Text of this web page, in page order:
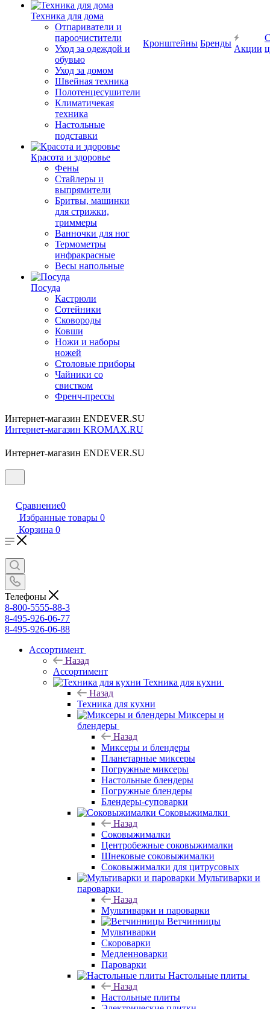
Техника для дома
Отпариватели и
пароочистители
Уход за одеждой и
обувью
Уход за домом
Швейная техника
Полотенцесушители
Климатичекая
техника
Настольные
подставки
Красота и здоровье
Фены
Стайлеры и
выпрямители
Бритвы, машинки
для стрижки,
триммеры
Ванночки для ног
Термометры
инфракрасные
Весы напольные
Посуда
Кастрюли
Сотейники
Сковороды
Ковши
Ножи и наборы
ножей
Столовые приборы
Чайники со
свистком
Френч-прессы
Кронштейны Бренды
Акции
Интернет-магазин ENDEVER.SU
Интернет-магазин KROMAX.RU
Интернет-магазин ENDEVER.SU
Сравнение0
Избранные товары 0
Корзина 0
Телефоны
8-800-5555-88-3
8-495-926-06-77
8-495-926-06-88
Ассортимент
Назад
Ассортимент
Техника для кухни
Назад
Техника для кухни
Миксеры и
блендеры
Назад
Миксеры и блендеры
Планетарные миксеры
Погружные миксеры
Настольные блендеры
Погружные блендеры
Блендеры-суповарки
Соковыжималки
Назад
Соковыжималки
Центробежные соковыжималки
Шнековые соковыжималки
Соковыжималки для цитрусовых
Мультиварки и
пароварки
Назад
Мультиварки и пароварки
Ветчинницы
Мультиварки
Скороварки
Медленноварки
Пароварки
Настольные плиты
Назад
Настольные плиты